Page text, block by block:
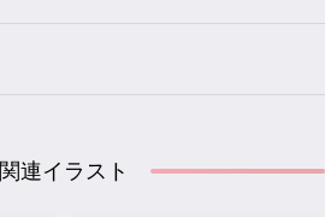
関連イラスト